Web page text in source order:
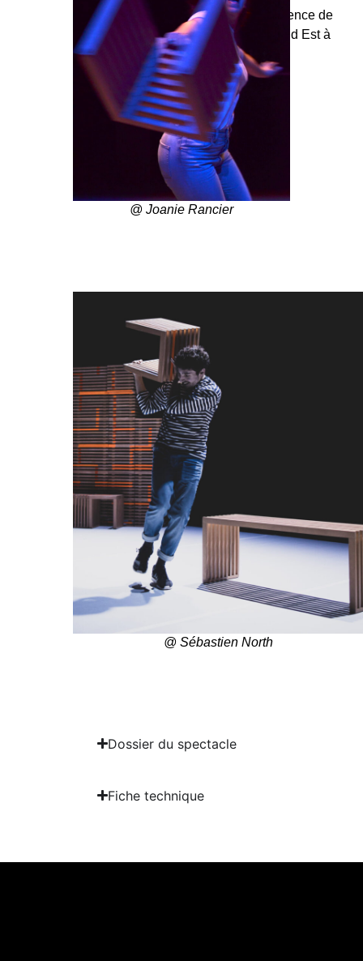
La création a bénéficié d’une résidence de
création à l’Agence Culturelle Grand Est à
Sélestat (67).
@ Joanie Rancier
@ Sébastien North
Dossier du spectacle
Fiche technique